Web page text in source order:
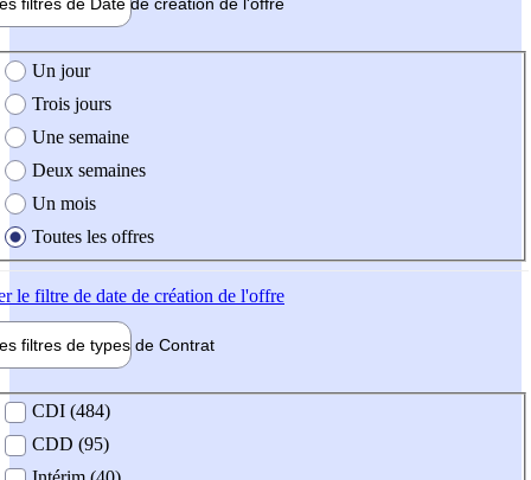
création de l'offre
Un jour
Trois jours
Une semaine
Deux semaines
Un mois
Toutes les offres
le filtre de date de création de l'offre
filtres de types de Contrat
contrat
CDI (484)
CDD (95)